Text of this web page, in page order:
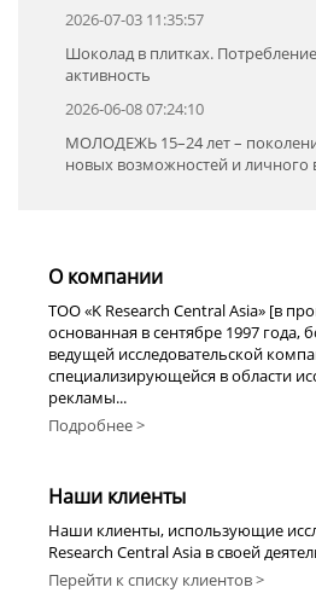
2026-07-03 11:35:57
Шоколад в плитках.
активность
2026-06-08 07:24:10
МОЛОДЕЖЬ 15–24 лет –
новых возможностей и личного
О компании
TOO «K Research Central Asia» [в
основанная в сентябре 1997 года,
ведущей исследовательской
специализирующейся в области
рекламы...
Подробнее >
Наши клиенты
Наши клиенты, использующие
Research Central Asia в своей
Перейти к списку клиентов >